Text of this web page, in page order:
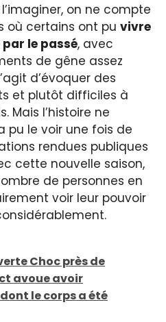
on ne compte
où certains ont pu vivre
le passé, avec
de gêne assez
d’évoquer des
et plutôt difficiles à
Mais l’histoire ne
pu le voir une fois de
rendues publiques
cette nouvelle saison,
de personnes en
voir leur pouvoir
Choc près de
avoue avoir
le corps a été